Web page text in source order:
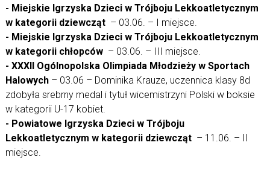
- Miejskie Igrzyska Dzieci w Trójboju Lekkoatletycznym
w kategorii dziewcząt– 03.06. – I miejsce.
- Miejskie Igrzyska Dzieci w Trójboju Lekkoatletycznym
w kategorii chłopców– 03.06. – III miejsce.
- XXXII Ogólnopolska Olimpiada Młodzieży w Sportach
Halowych– 03.06 – Dominika Krauze, uczennica klasy 8d
zdobyła srebrny medal i tytuł wicemistrzyni Polski w boksie
w kategorii U-17 kobiet.
- Powiatowe Igrzyska Dzieci w Trójboju
Lekkoatletycznym w kategorii dziewcząt– 11.06. – II
miejsce.